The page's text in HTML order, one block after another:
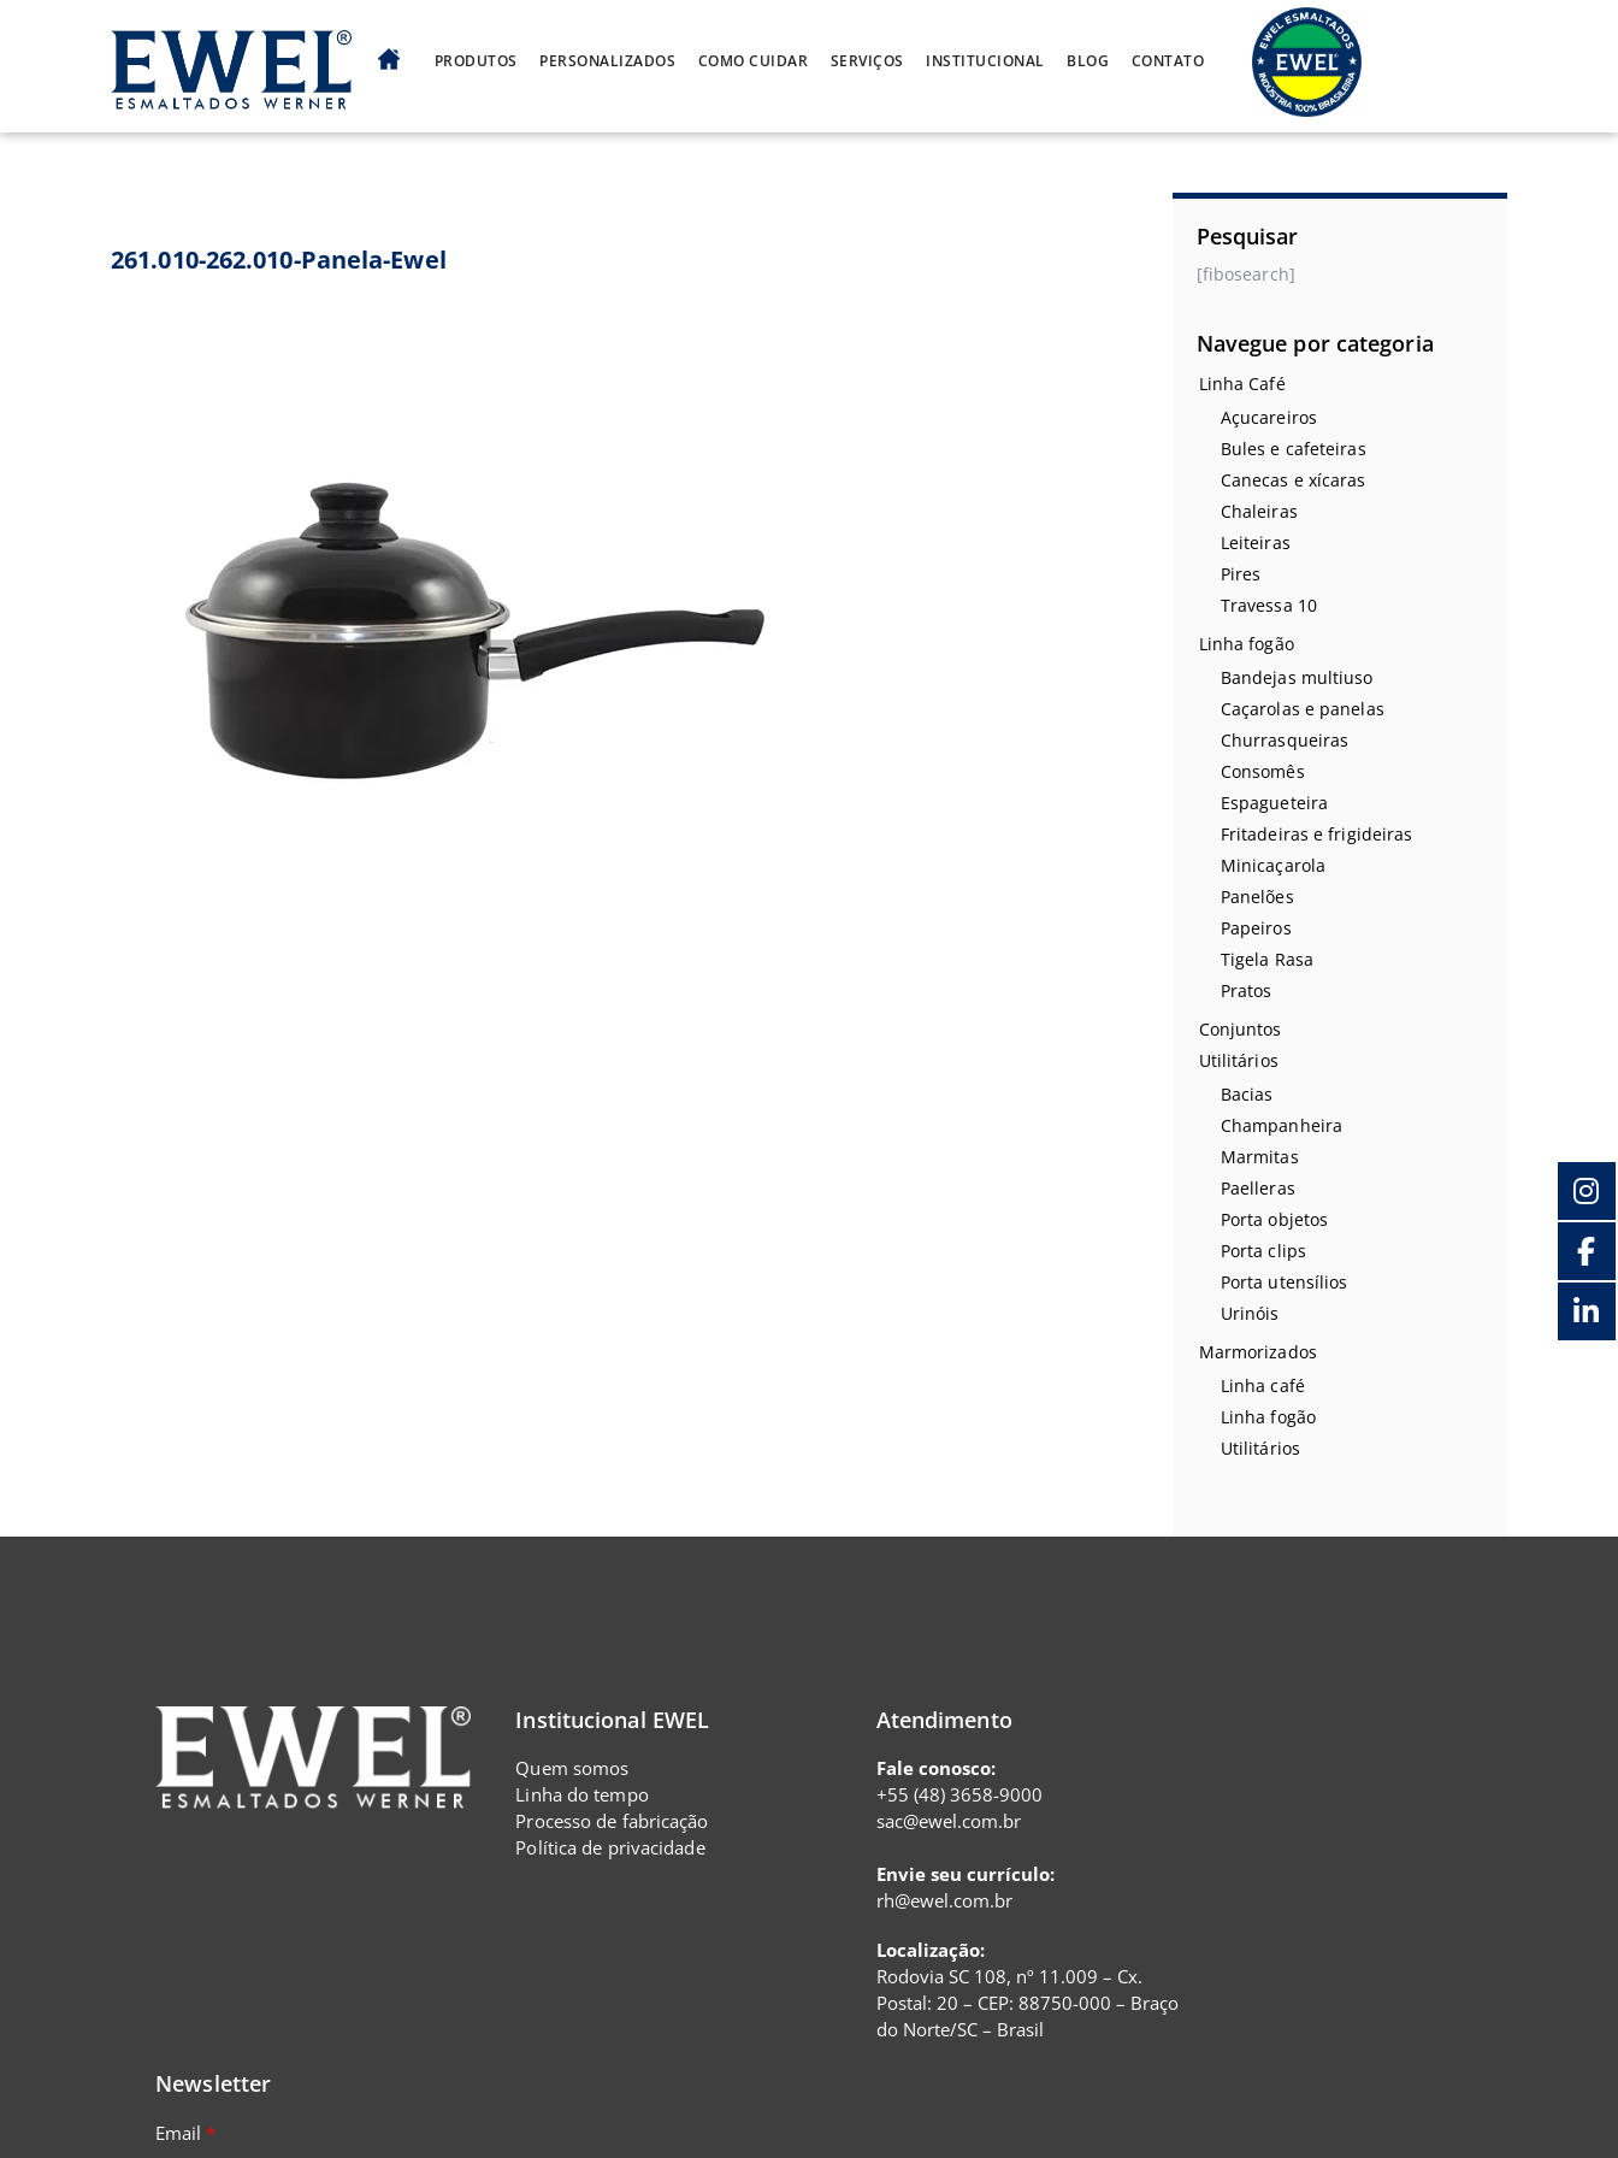
PRODUTOS PERSONALIZADOS COMO CUIDAR SERVIÇOS INSTITUCIONAL BLOG CONTATO
261.010-262.010-Panela-Ewel
Pesquisar
[fibosearch]
Navegue por categoria
Linha Café
Açucareiros
Bules e cafeteiras
Canecas e xícaras
Chaleiras
Leiteiras
Pires
Travessa 10
Linha fogão
Bandejas multiuso
Caçarolas e panelas
Churrasqueiras
Consomês
Espagueteira
Fritadeiras e frigideiras
Minicaçarola
Panelões
Papeiros
Tigela Rasa
Pratos
Conjuntos
Utilitários
Bacias
Champanheira
Marmitas
Paelleras
Porta objetos
Porta clips
Porta utensílios
Urinóis
Marmorizados
Linha café
Linha fogão
Utilitários
Institucional EWEL
Quem somos
Linha do tempo
Processo de fabricação
Política de privacidade
Atendimento
Fale conosco:
+55 (48) 3658-9000
sac@ewel.com.br
Envie seu currículo:
rh@ewel.com.br
Localização:
Rodovia SC 108, nº 11.009 – Cx.
Postal: 20 – CEP: 88750-000 – Braço
do Norte/SC – Brasil
Newsletter
Email*